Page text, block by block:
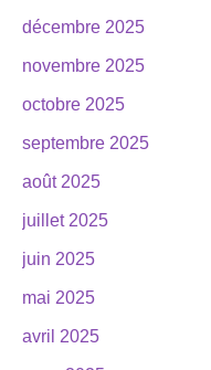
décembre 2025
novembre 2025
octobre 2025
septembre 2025
août 2025
juillet 2025
juin 2025
mai 2025
avril 2025